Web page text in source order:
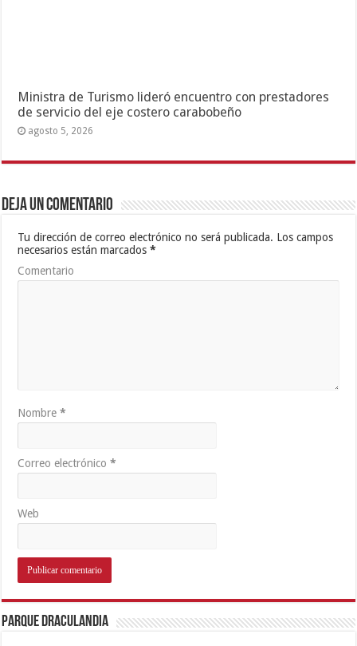
Ministra de Turismo lideró encuentro con prestadores
de servicio del eje costero carabobeño
agosto 5, 2026
Deja un comentario
Tu dirección de correo electrónico no será publicada. Los campos
necesarios están marcados*
Comentario
Nombre*
Correo electrónico*
Web
Parque Draculandia